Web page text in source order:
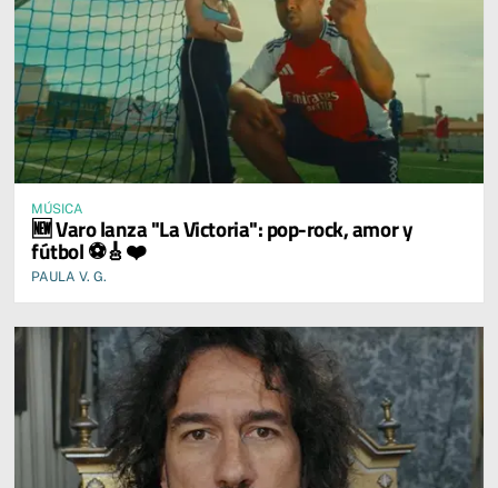
MÚSICA
🆕 Varo lanza "La Victoria": pop-rock, amor y
fútbol ⚽🎸❤️
PAULA V. G.